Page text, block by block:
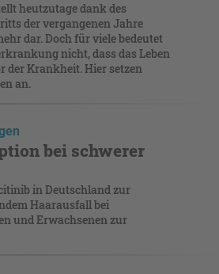
heutzutage dank des
der vergangenen Jahre
dar. Doch für viele bedeutet
nicht, dass das Leben
der Krankheit. Hier setzen
an.
bei schwerer
in Deutschland zur
Haarausfall bei
und Erwachsenen zur